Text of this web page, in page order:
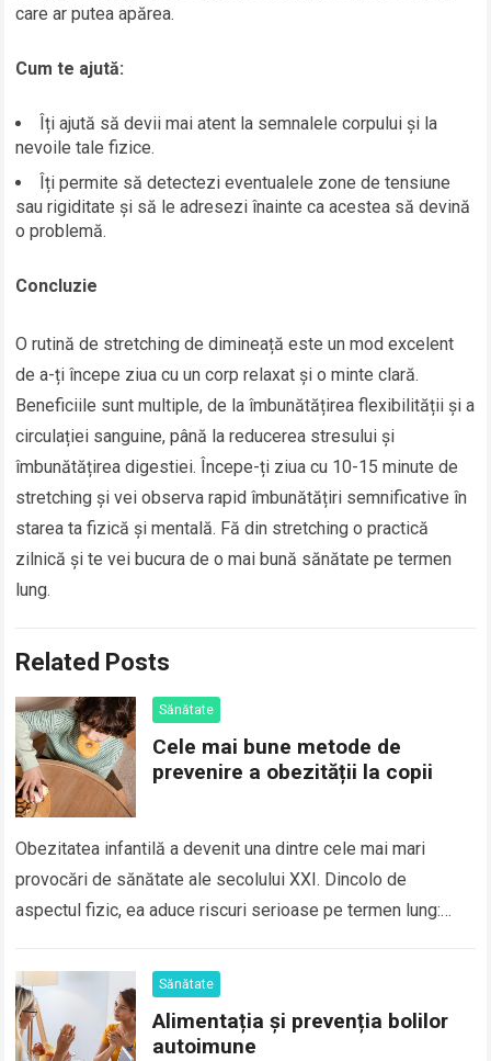
care ar putea apărea.
Cum te ajută:
Îți ajută să devii mai atent la semnalele corpului și la
nevoile tale fizice.
Îți permite să detectezi eventualele zone de tensiune
sau rigiditate și să le adresezi înainte ca acestea să devină
o problemă.
Concluzie
O rutină de stretching de dimineață este un mod excelent
de a-ți începe ziua cu un corp relaxat și o minte clară.
Beneficiile sunt multiple, de la îmbunătățirea flexibilității și a
circulației sanguine, până la reducerea stresului și
îmbunătățirea digestiei. Începe-ți ziua cu 10-15 minute de
stretching și vei observa rapid îmbunătățiri semnificative în
starea ta fizică și mentală. Fă din stretching o practică
zilnică și te vei bucura de o mai bună sănătate pe termen
lung.
Related Posts
Sănătate
Cele mai bune metode de
prevenire a obezității la copii
Obezitatea infantilă a devenit una dintre cele mai mari
provocări de sănătate ale secolului XXI. Dincolo de
aspectul fizic, ea aduce riscuri serioase pe termen lung:
Sănătate
Alimentația și prevenția bolilor
autoimune